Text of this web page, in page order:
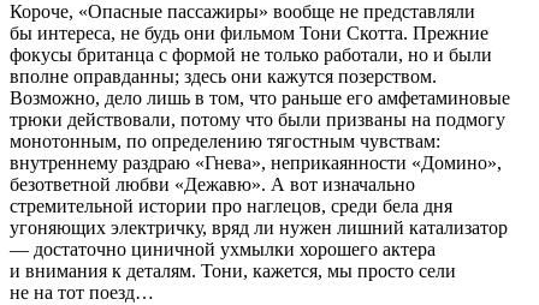
Короче, «Опасные пассажиры» вообще не представляли
бы интереса, не будь они фильмом Тони Скотта. Прежние
фокусы британца с формой не только работали, но и были
вполне оправданны; здесь они кажутся позерством.
Возможно, дело лишь в том, что раньше его амфетаминовые
трюки действовали, потому что были призваны на подмогу
монотонным, по определению тягостным чувствам:
внутреннему раздраю «Гнева», неприкаянности «Домино»,
безответной любви «Дежавю». А вот изначально
стремительной истории про наглецов, среди бела дня
угоняющих электричку, вряд ли нужен лишний катализатор
— достаточно циничной ухмылки хорошего актера
и внимания к деталям. Тони, кажется, мы просто сели
не на тот поезд…